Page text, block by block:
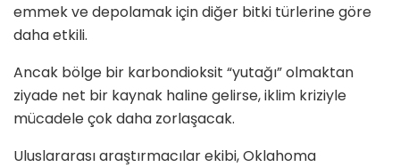
emmek ve depolamak için diğer bitki türlerine göre
daha etkili.
Ancak bölge bir karbondioksit “yutağı” olmaktan
ziyade net bir kaynak haline gelirse, iklim kriziyle
mücadele çok daha zorlaşacak.
Uluslararası araştırmacılar ekibi, Oklahoma